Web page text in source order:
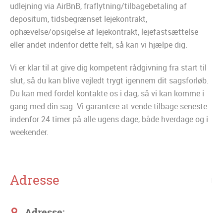
udlejning via AirBnB, fraflytning/tilbagebetaling af
depositum, tidsbegrænset lejekontrakt,
ophævelse/opsigelse af lejekontrakt, lejefastsættelse
eller andet indenfor dette felt, så kan vi hjælpe dig.
Vi er klar til at give dig kompetent rådgivning fra start til
slut, så du kan blive vejledt trygt igennem dit sagsforløb.
Du kan med fordel kontakte os i dag, så vi kan komme i
gang med din sag. Vi garantere at vende tilbage seneste
indenfor 24 timer på alle ugens dage, både hverdage og i
weekender.
Adresse